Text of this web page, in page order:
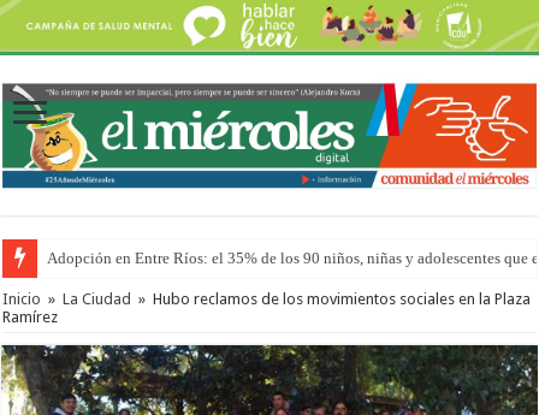
Adopción en Entre Ríos: el 35% de los 90 niños, niñas y adolescentes que
Inicio » La Ciudad » Hubo reclamos de los movimientos sociales en la Plaza
Ramírez